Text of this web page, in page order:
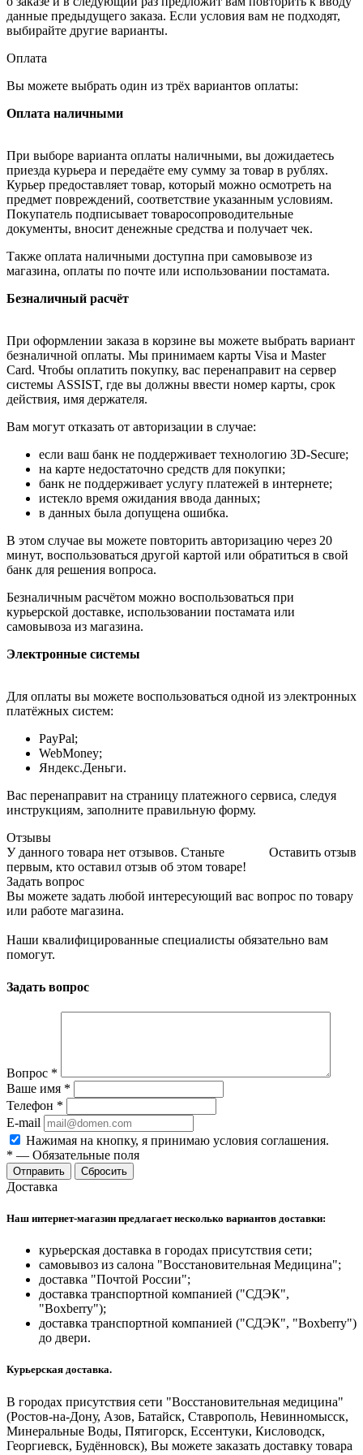
данные предыдущего заказа. Если условия вам не подходят,
выбирайте другие варианты.
Оплата
Вы можете выбрать один из трёх вариантов оплаты:
Оплата наличными
При выборе варианта оплаты наличными, вы дожидаетесь
приезда курьера и передаёте ему сумму за товар в рублях.
Курьер предоставляет товар, который можно осмотреть на
предмет повреждений, соответствие указанным условиям.
Покупатель подписывает товаросопроводительные
документы, вносит денежные средства и получает чек.
Также оплата наличными доступна при самовывозе из
магазина, оплаты по почте или использовании постамата.
Безналичный расчёт
При оформлении заказа в корзине вы можете выбрать вариант
безналичной оплаты. Мы принимаем карты Visa и Master
Card. Чтобы оплатить покупку, вас перенаправит на сервер
системы ASSIST, где вы должны ввести номер карты, срок
действия, имя держателя.
Вам могут отказать от авторизации в случае:
если ваш банк не поддерживает технологию 3D-Secure;
на карте недостаточно средств для покупки;
банк не поддерживает услугу платежей в интернете;
истекло время ожидания ввода данных;
в данных была допущена ошибка.
В этом случае вы можете повторить авторизацию через 20
минут, воспользоваться другой картой или обратиться в свой
банк для решения вопроса.
Безналичным расчётом можно воспользоваться при
курьерской доставке, использовании постамата или
самовывоза из магазина.
Электронные системы
Для оплаты вы можете воспользоваться одной из электронных
платёжных систем:
PayPal;
WebMoney;
Яндекс.Деньги.
Вас перенаправит на страницу платежного сервиса, следуя
инструкциям, заполните правильную форму.
Отзывы
Оставить отзыв
У данного товара нет отзывов. Станьте
первым, кто оставил отзыв об этом товаре!
Задать вопрос
Вы можете задать любой интересующий вас вопрос по товару
или работе магазина.
Наши квалифицированные специалисты обязательно вам
помогут.
Задать вопрос
Вопрос *
Ваше имя *
Телефон *
E-mail
Нажимая на кнопку, я принимаю условия соглашения.
* — Обязательные поля
Отправить Сбросить
Доставка
Наш интернет-магазин предлагает несколько вариантов доставки:
курьерская доставка в городах присутствия сети;
самовывоз из салона "Восстановительная Медицина";
доставка "Почтой России";
доставка транспортной компанией ("СДЭК",
"Boxberry");
доставка транспортной компанией ("СДЭК", "Boxberry")
до двери.
Курьерская доставка.
В городах присутствия сети "Восстановительная медицина"
(Ростов-на-Дону, Азов, Батайск, Ставрополь, Невинномысск,
Минеральные Воды, Пятигорск, Ессентуки, Кисловодск,
Георгиевск, Будённовск), Вы можете заказать доставку товара